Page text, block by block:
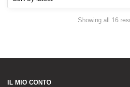
Showing all 16
IL MIO CONTO